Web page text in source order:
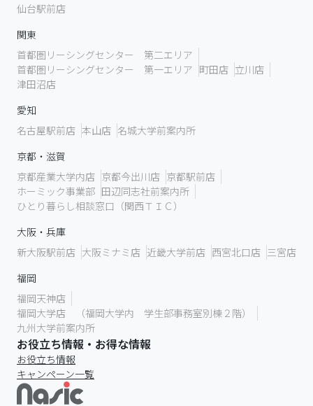
仙台駅前店
関東
首都圏リーシングセンター 第二エリア
首都圏リーシングセンター 第一エリア 町田店 立川店
津田沼店
愛知
名古屋駅前店 本山店 名城大学前案内所
京都・滋賀
京都産業大学内店 京都今出川店 京都駅前店
ホーミック事業部 田辺同志社前案内所
ひとり暮らし相談窓口（関西ＴＩＣ）
大阪・兵庫
新大阪駅前店 大阪ミナミ店 近畿大学前店 西宮北口店 三宮店
福岡
福岡天神店
福岡大学店 （福岡大学内 学生部事務室別棟２階）
九州大学前案内所
お役立ち情報・お得な情報
お役立ち情報
キャンペーン一覧